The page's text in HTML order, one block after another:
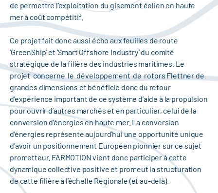
de permettre l’exploitation du gisement éolien en haute
mer à coût compétitif.
Ce projet fait donc aussi écho aux feuilles de route
‘GreenShip’ et ‘Smart Offshore Industry’ du comité
stratégique de la filière des industries maritimes. Le
projet concerne le développement de rotors Flettner de
grandes dimensions et bénéficie donc du retour
d’expérience important de ce système d’aide à la propulsion
pour ouvrir d’autres marchés et en particulier, celui de la
conversion d’énergies en haute mer. La conversion
d’énergies représente aujourd’hui une opportunité unique
d’avoir un positionnement Européen pionnier sur ce sujet
prometteur. FARMOTION vient donc participer à cette
dynamique collective positive et promeut la structuration
de cette filière à l’échelle Régionale (et au-delà).